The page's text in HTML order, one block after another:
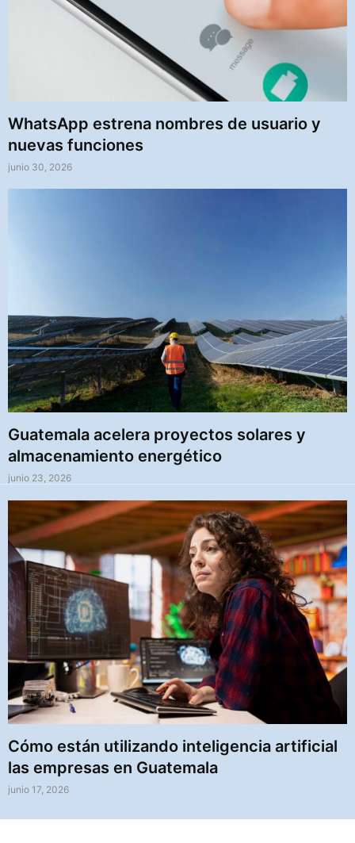
WhatsApp estrena nombres de usuario y
nuevas funciones
junio 30, 2026
Guatemala acelera proyectos solares y
almacenamiento energético
junio 23, 2026
Cómo están utilizando inteligencia artificial
las empresas en Guatemala
junio 17, 2026